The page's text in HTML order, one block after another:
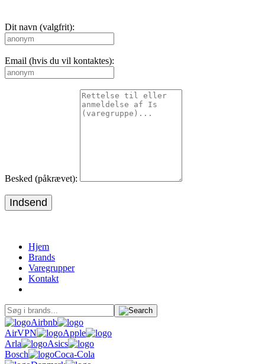
Dit navn (valgfrit):
Email (hvis du vil kontaktes):
Besked (påkrævet):
Indsend
Hjem
Brands
Varegrupper
Kontakt
Airbnb
AirVPN
Apple
Arla
Asics
Bosch
Coca-Cola